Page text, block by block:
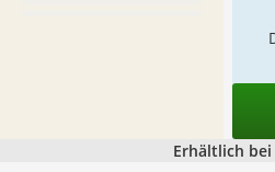
Erhältlich bei